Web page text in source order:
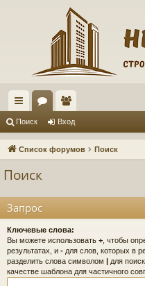
с
ы ум
ол
ьз
Поиск Вход
Список форумов Поиск
Поиск
Запрос
Ключевые слова:
Вы можете использовать + , чтобы
результатах, и - для слов, которых в
разделить слова символом | для
качестве шаблона для частичного